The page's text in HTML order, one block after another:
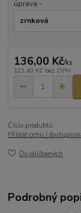
úprava -
136,00 Kč/ks
121,43 Kč bez DPH
Číslo produktu:
Hlídat cenu /
Do oblíbených
Podrobný